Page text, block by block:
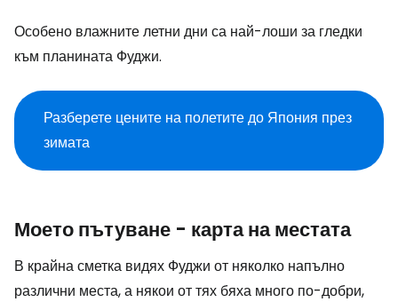
Особено влажните летни дни са най-лоши за гледки
към планината Фуджи.
Разберете цените на полетите до Япония през
зимата
Моето пътуване - карта на местата
В крайна сметка видях Фуджи от няколко напълно
различни места, а някои от тях бяха много по-добри,